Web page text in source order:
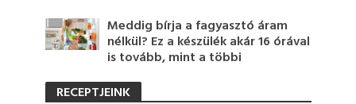
Meddig bírja a fagyasztó áram
nélkül? Ez a készülék akár 16 órával
is tovább, mint a többi
RECEPTJEINK